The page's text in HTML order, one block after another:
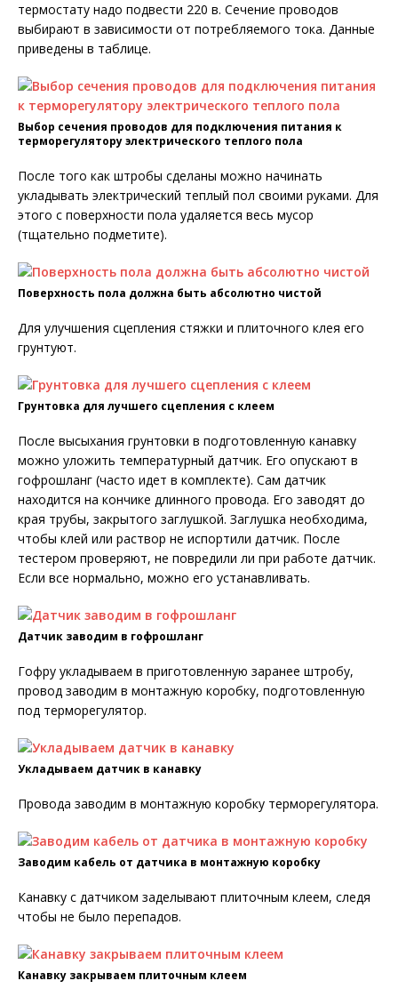
термостату надо подвести 220 в. Сечение проводов
выбирают в зависимости от потребляемого тока. Данные
приведены в таблице.
Выбор сечения проводов для подключения питания к
терморегулятору электрического теплого пола
После того как штробы сделаны можно начинать
укладывать электрический теплый пол своими руками. Для
этого с поверхности пола удаляется весь мусор
(тщательно подметите).
Поверхность пола должна быть абсолютно чистой
Для улучшения сцепления стяжки и плиточного клея его
грунтуют.
Грунтовка для лучшего сцепления с клеем
После высыхания грунтовки в подготовленную канавку
можно уложить температурный датчик. Его опускают в
гофрошланг (часто идет в комплекте). Сам датчик
находится на кончике длинного провода. Его заводят до
края трубы, закрытого заглушкой. Заглушка необходима,
чтобы клей или раствор не испортили датчик. После
тестером проверяют, не повредили ли при работе датчик.
Если все нормально, можно его устанавливать.
Датчик заводим в гофрошланг
Гофру укладываем в приготовленную заранее штробу,
провод заводим в монтажную коробку, подготовленную
под терморегулятор.
Укладываем датчик в канавку
Провода заводим в монтажную коробку терморегулятора.
Заводим кабель от датчика в монтажную коробку
Канавку с датчиком заделывают плиточным клеем, следя
чтобы не было перепадов.
Канавку закрываем плиточным клеем